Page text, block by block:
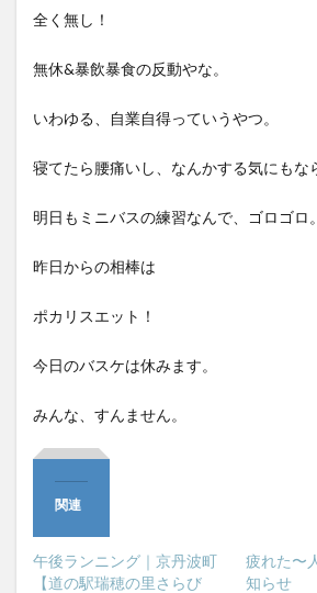
全く無し！
無休&暴飲暴食の反動やな。
いわゆる、自業自得っていうやつ。
寝てたら腰痛いし、なんかする気にもな
明日もミニバスの練習なんで、ゴロゴロ。
昨日からの相棒は
ポカリスエット！
今日のバスケは休みます。
みんな、すんません。
関連
午後ランニング｜京丹波町
【道の駅瑞穂の里さらび
疲れた〜
知らせ